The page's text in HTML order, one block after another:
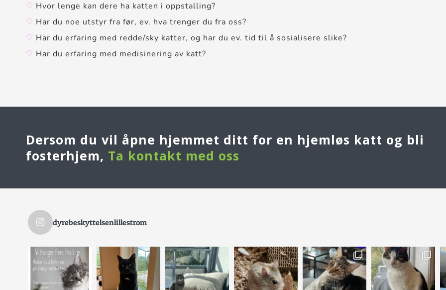
♡ Hvor lenge kan dere ha katten i oppstalling?
♡ Har du noe utstyr fra før, ev. hva trenger du fra oss?
♡ Har du erfaring med redde/sky katter, og har du ev. tid til å sosialisere slike?
♡ Har du erfaring med medisinering av katt?
Dersom du vil åpne hjemmet ditt for en hjemløs katt og bli
fosterhjem, Ta kontakt med oss
dyrebeskyttelsenlillestrom